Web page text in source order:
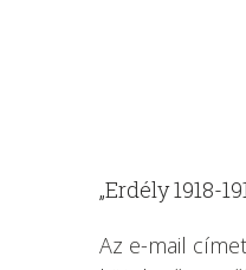
„Erdély 1918-
Az e-mail